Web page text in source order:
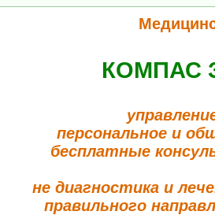
КОМПАС
персональное и
бесплатные
не диагностика и
правильного